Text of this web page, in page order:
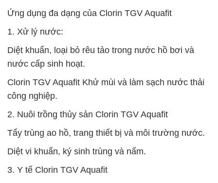
Ứng dụng đa dạng của Clorin TGV Aquafit
1. Xử lý nước:
Diệt khuẩn, loại bỏ rêu tảo trong nước hồ bơi và
nước cấp sinh hoạt.
Clorin TGV Aquafit Khử mùi và làm sạch nước thải
công nghiệp.
2. Nuôi trồng thủy sản Clorin TGV Aquafit
Tẩy trùng ao hồ, trang thiết bị và môi trường nước.
Diệt vi khuẩn, ký sinh trùng và nấm.
3. Y tế Clorin TGV Aquafit